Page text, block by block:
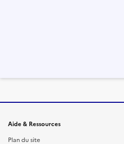
Informations et
Aide & Ressources
Plan du site